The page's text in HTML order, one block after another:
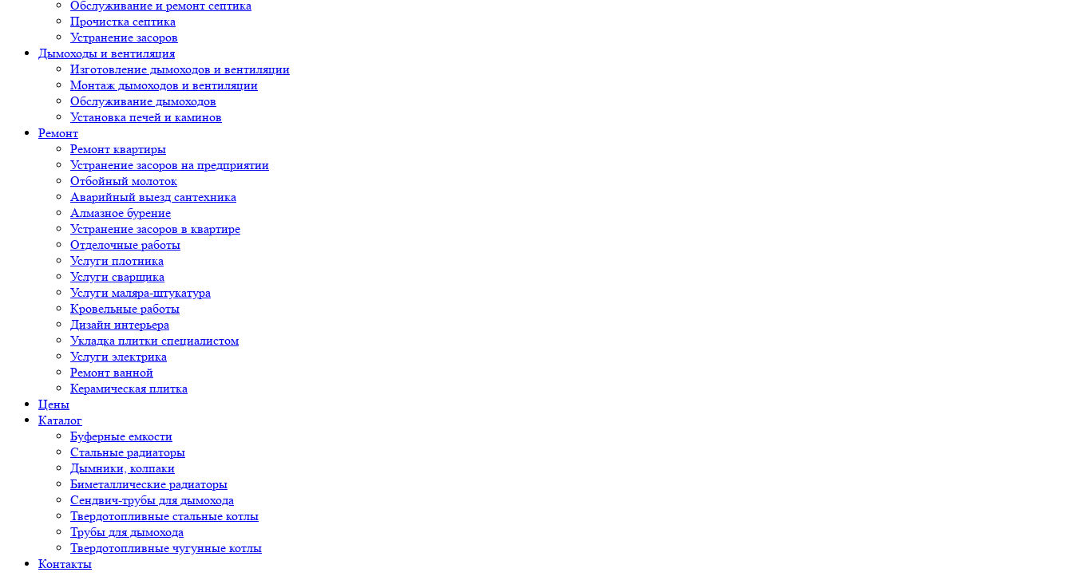
Обслуживание и ремонт септика
Прочистка септика
Устранение засоров
Дымоходы и вентиляция
Изготовление дымоходов и вентиляции
Монтаж дымоходов и вентиляции
Обслуживание дымоходов
Установка печей и каминов
Ремонт
Ремонт квартиры
Устранение засоров на предприятии
Отбойный молоток
Аварийный выезд сантехника
Алмазное бурение
Устранение засоров в квартире
Отделочные работы
Услуги плотника
Услуги сварщика
Услуги маляра-штукатура
Кровельные работы
Дизайн интерьера
Укладка плитки специалистом
Услуги электрика
Ремонт ванной
Керамическая плитка
Цены
Каталог
Буферные емкости
Стальные радиаторы
Дымники, колпаки
Биметаллические радиаторы
Сендвич-трубы для дымохода
Твердотопливные стальные котлы
Трубы для дымохода
Твердотопливные чугунные котлы
Контакты